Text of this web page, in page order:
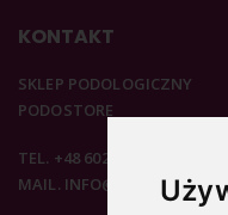
KONTAKT
SKLEP PODOLOGICZNY
PODOSTORE
TEL. +48 602 537 894
MAIL.